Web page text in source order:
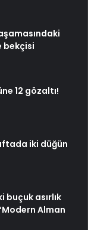
bekçisi
12 gözaltı!
iki düğün
buçuk asırlık
Alman